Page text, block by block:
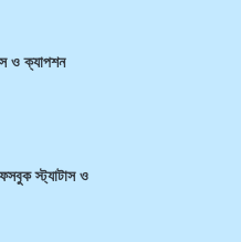
ও ক্যাপশন
স্ট্যাটাস ও